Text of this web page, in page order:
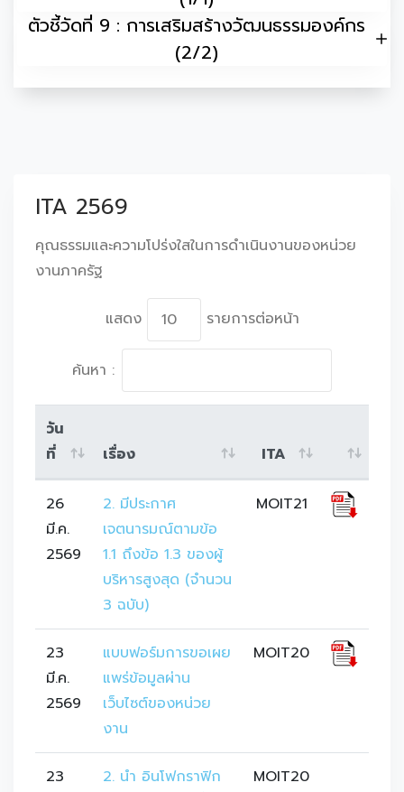
ตัวชี้วัดที่ 9 : การเสริมสร้างวัฒนธรรมองค์กร
(2/2)
ITA 2569
คุณธรรมและความโปร่งใสในการดำเนินงานของหน่วย
งานภาครัฐ
แสดง รายการต่อหน้า
ค้นหา :
วัน
ที่
เรื่อง ITA
26
มี.ค.
2569
2. มีประกาศ
เจตนารมณ์ตามข้อ
1.1 ถึงข้อ 1.3 ของผู้
บริหารสูงสุด (จำนวน
3 ฉบับ)
MOIT21
23
มี.ค.
2569
แบบฟอร์มการขอเผย
แพร่ข้อมูลผ่าน
เว็บไซต์ของหน่วย
งาน
MOIT20
23
2. นำ อินโฟกราฟิก
MOIT20